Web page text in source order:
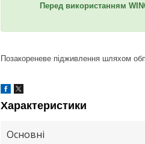
Перед використанням
Позакореневе підживлення шляхом
Характеристики
Основні